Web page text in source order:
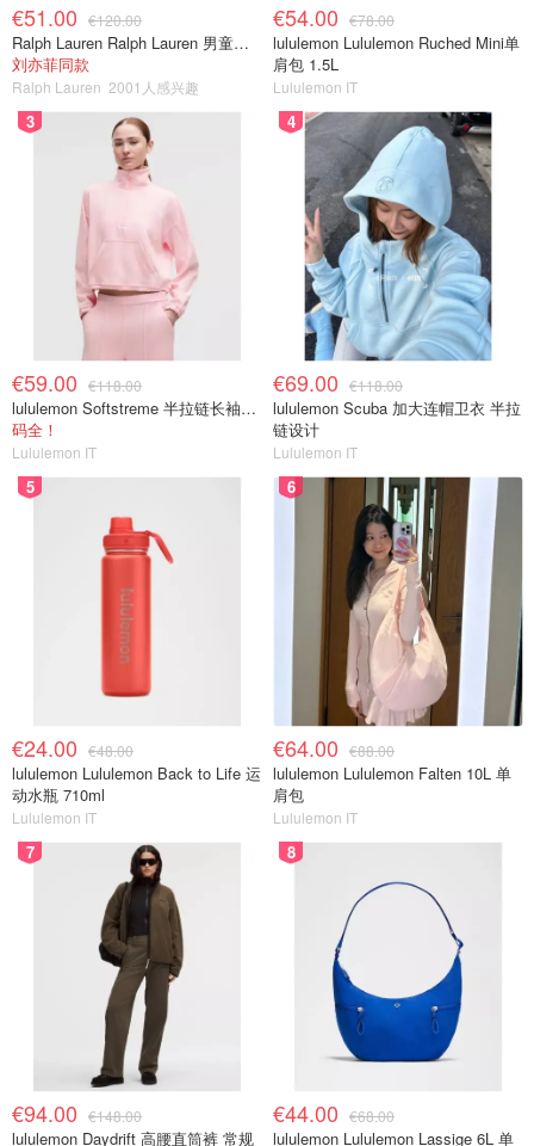
€51.00 €120.00
Ralph Lauren Ralph Lauren 男童亚麻衬衫
刘亦菲同款
Ralph Lauren 2001人感兴趣
€54.00 €78.00
lululemon Lululemon Ruched Mini单
肩包 1.5L
Lululemon IT
3
€59.00 €118.00
lululemon Softstreme 半拉链长袖上衣
码全！
Lululemon IT
4
€69.00 €118.00
lululemon Scuba 加大连帽卫衣 半拉
链设计
Lululemon IT
5
€24.00 €48.00
lululemon Lululemon Back to Life 运
动水瓶 710ml
Lululemon IT
6
€64.00 €88.00
lululemon Lululemon Falten 10L 单
肩包
Lululemon IT
7
€94.00 €148.00
lululemon Daydrift 高腰直筒裤 常规
8
€44.00 €68.00
lululemon Lululemon Lassige 6L 单